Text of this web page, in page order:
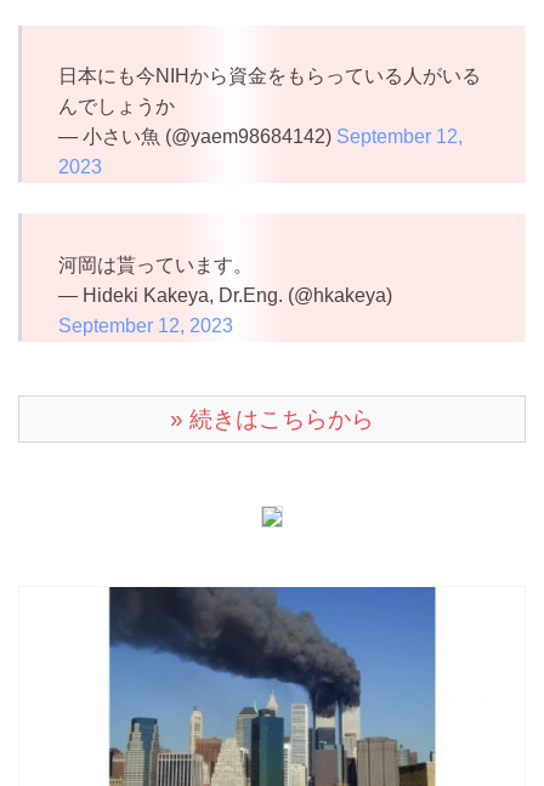
日本にも今NIHから資金をもらっている人がいる
んでしょうか
— 小さい魚 (@yaem98684142) September 12,
2023
河岡は貰っています。
— Hideki Kakeya, Dr.Eng. (@hkakeya)
September 12, 2023
» 続きはこちらから